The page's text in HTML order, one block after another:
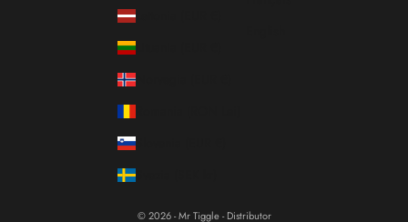
Lettonia (EUR €)
Lituania (EUR €)
Norvegia (EUR €)
Romania (RON Lei)
Slovenia (EUR €)
Svezia (SEK kr)
© 2026 - Mr Tiggle - Distributor